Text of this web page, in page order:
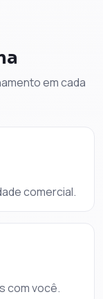
em cada
comercial.
com você.